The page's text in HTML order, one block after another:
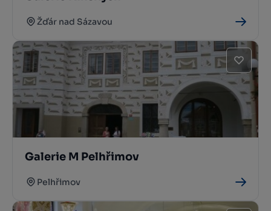
Žďár nad Sázavou
Galerie M Pelhřimov
Pelhřimov